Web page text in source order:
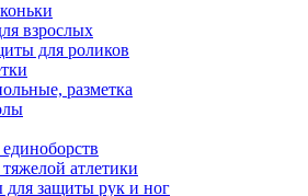
взрослых
для роликов
разметка
атлетики
для защиты рук и ног